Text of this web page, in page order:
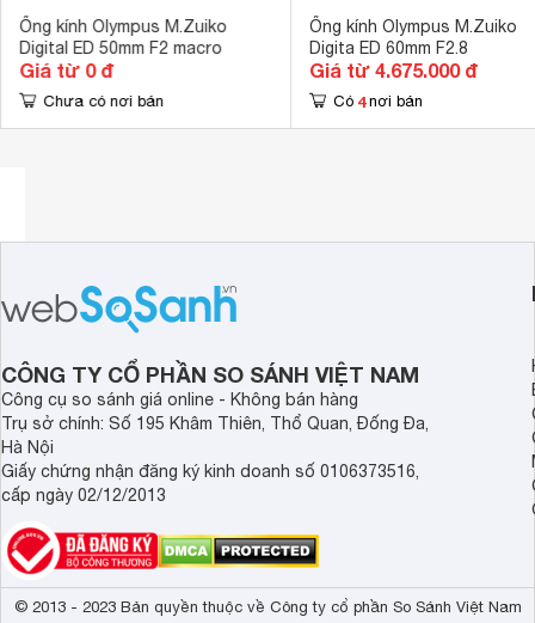
Thiết kế cao cấp
Thân ống kính được chế tạo bằng kim loại cao cấp
nội bộ IF khiến nó giảm thiểu chiều dài cũng như khối
Hệ thống lấy nét tự động yên tĩnh
Ống kính Olympus M.Zuiko
Digital ED 50mm F2 macro
Giá từ 0 đ
Chưa có nơi bán
Ống kính Olympus M.Zuiko
Digita ED 60mm F2.8
Giá từ 4.675.000 đ
Có 4 nơi bán
CÔNG TY CỔ PHẦN SO SÁNH VIỆT NAM
Công cụ so sánh giá online - Không bán hàng
Trụ sở chính: Số 195 Khâm Thiên, Thổ Quan, Đống Đa,
Hà Nội
Giấy chứng nhận đăng ký kinh doanh số 0106373516,
cấp ngày 02/12/2013
© 2013 - 2023 Bản quyền thuộc về Công ty cổ phần So Sánh Việt Nam